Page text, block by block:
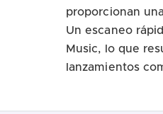
proporcionan
Un escaneo
Music, lo que
lanzamientos